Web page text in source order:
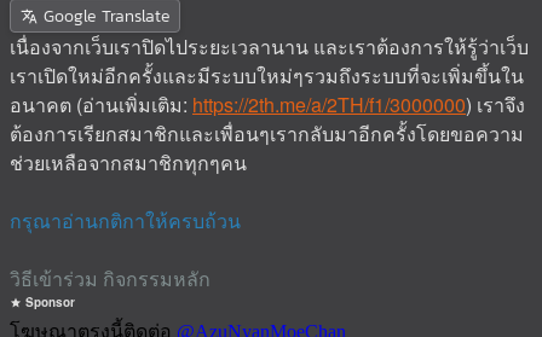
Google Translate
เนื่องจากเว็บเราปิดไประยะเวลานาน และเราต้องการให้รู้ว่าเว็บ
เราเปิดใหม่อีกครั้งและมีระบบใหม่ๆรวมถึงระบบที่จะเพิ่มขึ้นใน
อนาคต (อ่านเพิ่มเติม: https://2th.me/a/2TH/f1/3000000) เราจึง
ต้องการเรียกสมาชิกและเพื่อนๆเรากลับมาอีกครั้งโดยขอความ
ช่วยเหลือจากสมาชิกทุกๆคน
กรุณาอ่านกติกาให้ครบถ้วน
วิธีเข้าร่วม กิจกรรมหลัก
Sponsor